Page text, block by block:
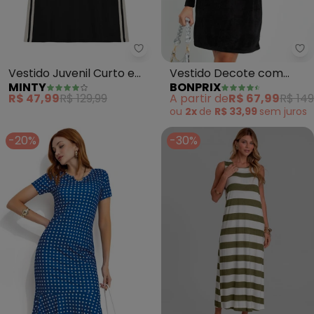
Minty - Vestido Juvenil Curto
Vestido Juvenil Curto em
Malhão (Preto)
MINTY
R$ 47,99R$ 129,99
Vestido Decote com
Renda (Preto)
BONPRIX
A partir deR$ 67,99R$
ou 2x de R$ 33,99 sem juros
-20% -30%